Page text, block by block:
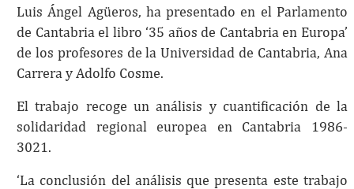
Luis Ángel Agüeros, ha presentado en el Parlamento
de Cantabria el libro ‘35 años de Cantabria en Europa’
de los profesores de la Universidad de Cantabria, Ana
Carrera y Adolfo Cosme.
El trabajo recoge un análisis y cuantificación de la
solidaridad regional europea en Cantabria 1986-
3021.
‘La conclusión del análisis que presenta este trabajo